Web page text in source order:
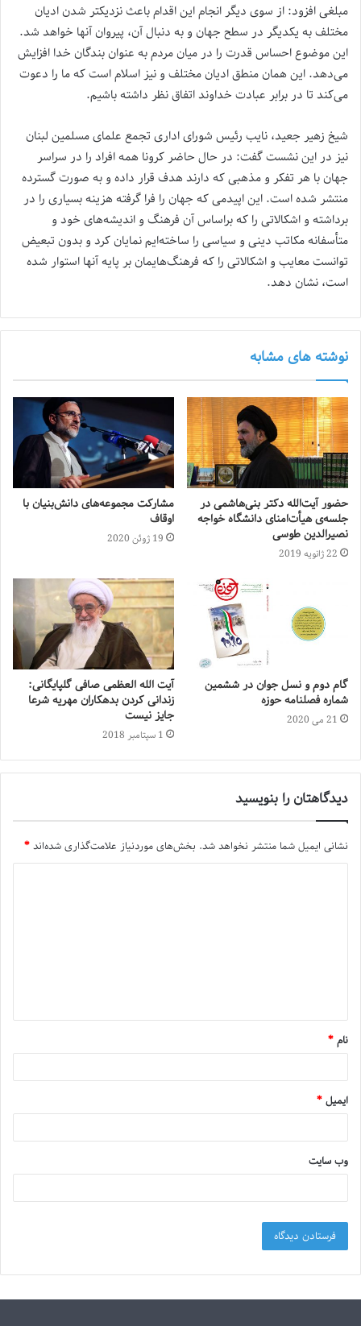
مبلغی افزود: از سوی دیگر انجام این اقدام باعث نزدیکتر شدن ادیان
مختلف به یکدیگر در سطح جهان و به دنبال آن، پیروان آنها خواهد شد.
این موضوع احساس قدرت را در میان مردم به عنوان بندگان خدا افزایش
می‌دهد. این همان منطق ادیان مختلف و نیز اسلام است که ما را دعوت
می‌کند تا در برابر عبادت خداوند اتفاق نظر داشته باشیم.
شیخ زهیر جعید، نایب رئیس شورای اداری تجمع علمای مسلمین لبنان
نیز در این نشست گفت: در حال حاضر کرونا همه افراد را در سراسر
جهان با هر تفکر و مذهبی که دارند هدف قرار داده و به صورت گسترده
منتشر شده است. این اپیدمی که جهان را فرا گرفته هزینه بسیاری را در
برداشته و اشکالاتی را که براساس آن فرهنگ و اندیشه‌های خود و
متأسفانه مکاتب دینی و سیاسی را ساخته‌ایم نمایان کرد و بدون تبعیض
توانست معایب و اشکالاتی را که فرهنگ‌هایمان بر پایه آنها استوار شده
است، نشان دهد.
نوشته های مشابه
حضور آیت‌الله دکتر بنی‌هاشمی در
جلسه‌ی هیأت‌امنای دانشگاه خواجه
نصیرالدین طوسی
22 ژانویه 2019
مشارکت مجموعه‌های دانش‌بنیان با
اوقاف
19 ژوئن 2020
گام دوم و نسل جوان در ششمین
شماره فصلنامه حوزه
21 می 2020
آیت الله العظمی صافی گلپایگانی:
زندانی کردن بدهکاران مهریه شرعا
جایز نیست
1 سپتامبر 2018
دیدگاهتان را بنویسید
نشانی ایمیل شما منتشر نخواهد شد. بخش‌های موردنیاز علامت‌گذاری شده‌اند*
نام*
ایمیل*
وب‌ سایت